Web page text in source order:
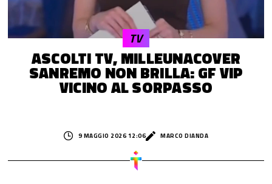
ASCOLTI TV, MILLEUNACOVER
SANREMO NON BRILLA: GF VIP
VICINO AL SORPASSO
TV
9 MAGGIO 2026 12:06 MARCO DIANDA